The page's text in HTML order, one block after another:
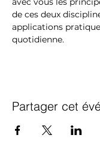
de ces deux
applications
quotidienne.
Partager cet